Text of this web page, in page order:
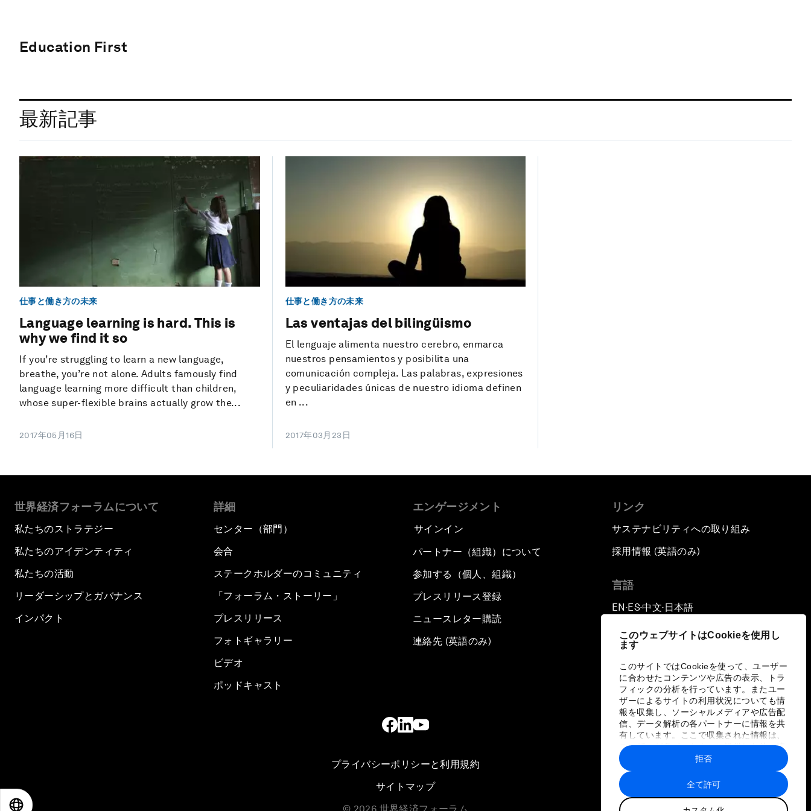
このウェブサイトはCookieを使用し
ます
このサイトではCookieを使って、ユーザー
に合わせたコンテンツや広告の表示、トラ
フィックの分析を行っています。またユー
ザーによるサイトの利用状況についても情
報を収集し、ソーシャルメディアや広告配
信、データ解析の各パートナーに情報を共
有しています。ここで収集された情報は、
ユーザーが各パートナーに提供した他の情
報や各パートナーのサービスを使用した際
に収集された情報と組み合わされ、各パー
トナーによって使用されることがありま
す。
全て許可
拒否
Education First
最新記事
仕事と働き方の未来
Language learning is hard. This is
why we find it so
If you’re struggling to learn a new language,
breathe, you’re not alone. Adults famously find
language learning more difficult than children,
whose super-flexible brains actually grow the...
2017年05月16日
仕事と働き方の未来
Las ventajas del bilingüismo
El lenguaje alimenta nuestro cerebro, enmarca
nuestros pensamientos y posibilita una
comunicación compleja. Las palabras, expresiones
y peculiaridades únicas de nuestro idioma definen
en ...
2017年03月23日
世界経済フォーラムについて
私たちのストラテジー
私たちのアイデンティティ
私たちの活動
リーダーシップとガバナンス
インパクト
詳細
センター（部門）
会合
ステークホルダーのコミュニティ
「フォーラム・ストーリー」
プレスリリース
フォトギャラリー
ビデオ
ポッドキャスト
エンゲージメント
サインイン
パートナー（組織）について
参加する（個人、組織）
プレスリリース登録
ニュースレター購読
連絡先 (英語のみ)
リンク
サステナビリティへの取り組み
採用情報 (英語のみ)
言語
EN ▪ ES▪中文▪ 日本語
プライバシーポリシーと利用規約
サイトマップ